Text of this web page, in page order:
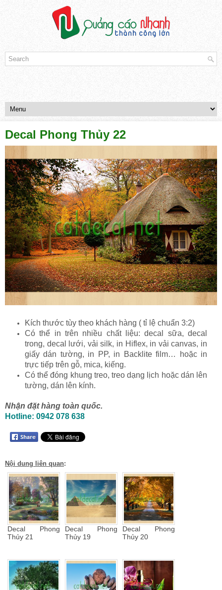
Decal Phong Thủy 22
Kích thước tùy theo khách hàng ( tỉ lệ chuẩn 3:2)
Có thể in trên nhiều chất liệu: decal sữa, decal
trong, decal lưới, vải silk, in Hiflex, in vải canvas, in
giấy dán tường, in PP, in Backlite film… hoặc in
trực tiếp trên gỗ, mica, kiếng.
Có thể đóng khung treo, treo dạng lịch hoặc dán lên
tường, dán lên kính.
Nhận đặt hàng toàn quốc.
Hotline: 0942 078 638
Nội dung liên quan:
Decal Phong
Thủy 21
Decal Phong
Thủy 19
Decal Phong
Thủy 20